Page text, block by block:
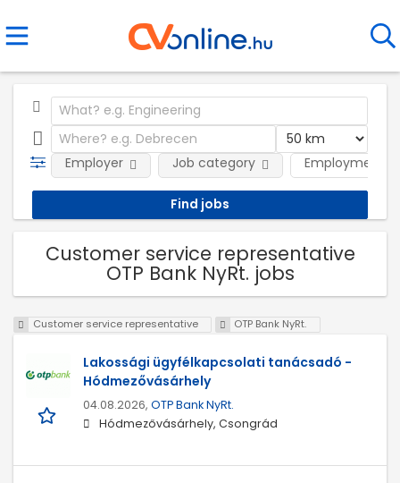
Employment
Employer Job category
Customer service representative
OTP Bank NyRt. jobs
Customer service representative OTP Bank NyRt.
Lakossági ügyfélkapcsolati tanácsadó -
Hódmezővásárhely
04.08.2026, OTP Bank NyRt.
Hódmezővásárhely, Csongrád